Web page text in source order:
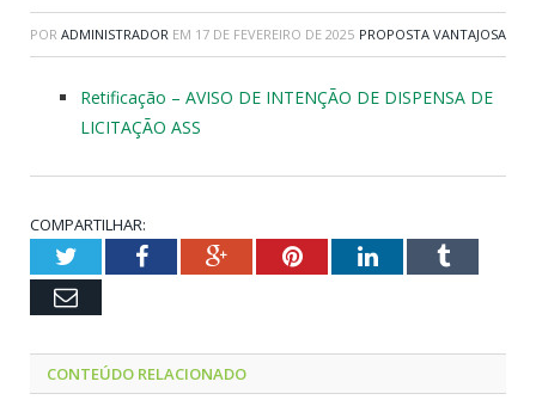
POR ADMINISTRADOR EM 17 DE FEVEREIRO DE 2025 PROPOSTA VANTAJOSA
Retificação – AVISO DE INTENÇÃO DE DISPENSA DE
LICITAÇÃO ASS
COMPARTILHAR:
TwitterFacebookGoogle+PinterestLinkedInTumblr
Email
CONTEÚDO RELACIONADO